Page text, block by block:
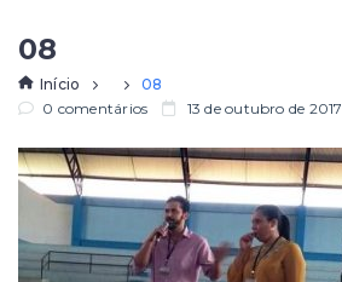
08
Início
08
0 comentários
13 de outubro de 2017